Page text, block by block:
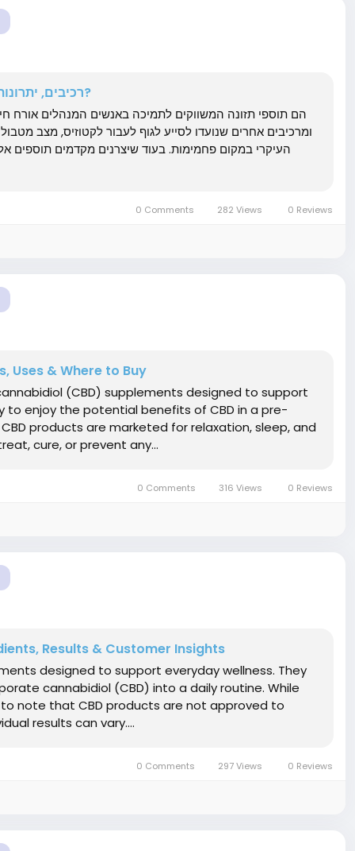
Ketonic Capsules: רכיבים, יתרונות, תופעות לוואי והאם זה באמת עובד?
העיקרי במקום פחמימות. בעוד שיצרנים מקדמים תוספים
0 Comments 282 Views 0 Reviews
Uses & Where to Buy
(CBD) supplements designed to support
to enjoy the potential benefits of CBD in a pre-
products are marketed for relaxation, sleep, and
cure, or prevent any...
0 Comments 316 Views 0 Reviews
Results & Customer Insights
designed to support everyday wellness. They
cannabidiol (CBD) into a daily routine. While
note that CBD products are not approved to
results can vary....
0 Comments 297 Views 0 Reviews